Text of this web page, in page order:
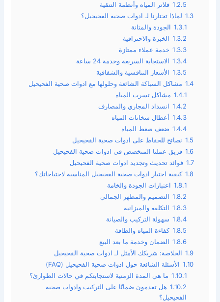
1.2.5 فلاتر المياه وأنظمة التنقية
1.3 لماذا تختارنا لـ ادوات صحية الفحيحيل؟
1.3.1 الجودة والمتانة
1.3.2 الخبرة والاحترافية
1.3.3 خدمة عملاء ممتازة
1.3.4 الاستجابة السريعة وخدمة 24 ساعة
1.3.5 الأسعار التنافسية والشفافية
1.4 مشاكل السباكة الشائعة وحلولها مع ادوات صحية الفحيحيل
1.4.1 مشاكل تسرب المياه
1.4.2 انسداد المجاري والمصارف
1.4.3 أعطال سخانات المياه
1.4.4 ضعف ضغط المياه
1.5 نصائح للحفاظ على ادوات صحية الفحيحيل
1.6 فريق عملنا المتخصص في ادوات صحية الفحيحيل
1.7 فوائد تحديث وتجديد ادوات صحية الفحيحيل
1.8 كيفية اختيار ادوات صحية الفحيحيل المناسبة لاحتياجاتك؟
1.8.1 اعتبارات الجودة والخامة
1.8.2 التصميم والمظهر الجمالي
1.8.3 التكلفة والميزانية
1.8.4 سهولة التركيب والصيانة
1.8.5 كفاءة المياه والطاقة
1.8.6 الضمان وخدمة ما بعد البيع
1.9 الخلاصة: شريكك الأمثل لـ ادوات صحية الفحيحيل
1.10 الأسئلة الشائعة حول ادوات صحية الفحيحيل (FAQ)
1.10.1 ما هي المدة الزمنية لاستجابتكم في حالات الطوارئ؟
1.10.2 هل تقدمون ضمانًا على التركيب وادوات صحية
الفحيحيل؟